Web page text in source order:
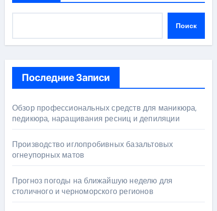
Поиск
Последние Записи
Обзор профессиональных средств для маникюра,
педикюра, наращивания ресниц и депиляции
Производство иглопробивных базальтовых
огнеупорных матов
Прогноз погоды на ближайшую неделю для
столичного и черноморского регионов